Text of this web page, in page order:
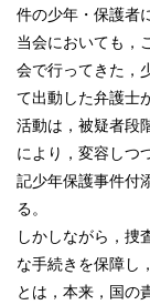
件の少年・保護者
当会においても，
会で行ってきた，
て出動した弁護士
活動は，被疑者段
により，変容しつ
記少年保護事件付
る。
しかしながら，捜
な手続きを保障し
とは，本来，国の